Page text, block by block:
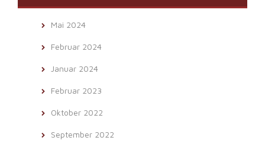
Mai 2024
Februar 2024
Januar 2024
Februar 2023
Oktober 2022
September 2022